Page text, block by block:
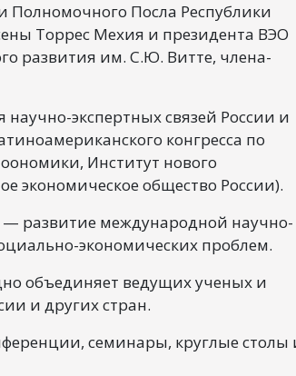
Полномочного Посла Республики
Торрес Мехия и президента ВЭО
развития им. С.Ю. Витте, члена-
экспертных связей России и
конгресса по
Институт нового
экономическое общество России).
— развитие международной научно-
экономических проблем.
объединяет ведущих ученых и
и других стран.
семинары, круглые столы